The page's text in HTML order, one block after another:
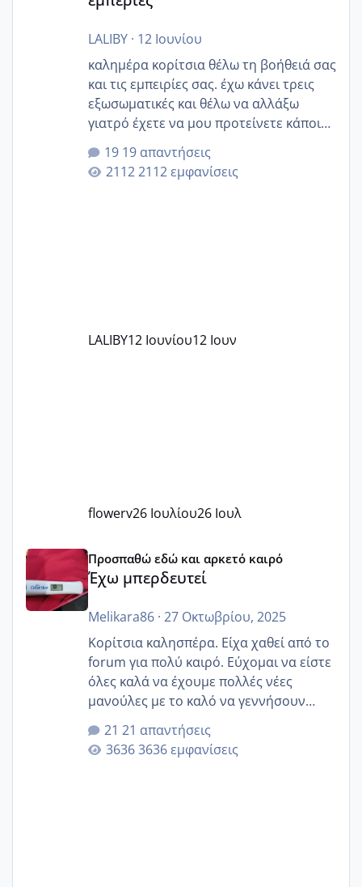
LALIBY· 12 Ιουνίου
καλημέρα κορίτσια θέλω τη βοήθειά σας
και τις εμπειρίες σας. έχω κάνει τρεις
εξωσωματικές και θέλω να αλλάξω
γιατρό έχετε να μου προτείνετε κάποιον
που μείνατε ευχαριστημένες και είχατε
επιιτυχία? έκανα στο υγεία με τον
ζερβομανωλάκη (δεν το εψαξε καθόλου
19 απαντήσεις
2112 εμφανίσεις
LALIBY12 Ιουνίου12 Ιουν
flowerv26 Ιουλίου26 Ιουλ
Έχω μπερδευτεί
Προσπαθώ εδώ και αρκετό καιρό
Έχω μπερδευτεί
Melikara86· 27 Οκτωβρίου, 2025
Κορίτσια καλησπέρα. Είχα χαθεί από το
forum για πολύ καιρό. Εύχομαι να είστε
όλες καλά να έχουμε πολλές νέες
μανούλες με το καλό να γεννήσουν
αυτές που ήδη περιμένουν. Να πάρουν
γερα μωράκια στην αγκαλίτσα τους
🙏🏼🙏🏼 Ας πάμε λοιπόν στο θέμα μου.
21 απαντήσεις
3636 εμφανίσεις